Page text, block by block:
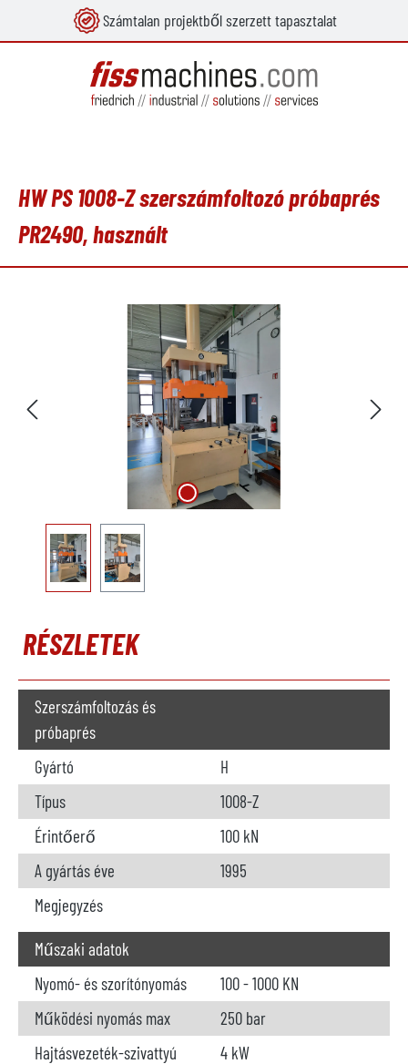
Számtalan projektből szerzett tapasztalat
HW PS 1008-Z szerszámfoltozó próbaprés
PR2490, használt
Képgaléria kihagyása
RÉSZLETEK
Szerszámfoltozás és
próbaprés
Gyártó
H
Típus
1008-Z
Érintőerő
100 kN
A gyártás éve
1995
Megjegyzés
Műszaki adatok
Nyomó- és szorítónyomás
100 - 1000 KN
Működési nyomás max
250 bar
Hajtásvezeték-szivattyú
4 kW